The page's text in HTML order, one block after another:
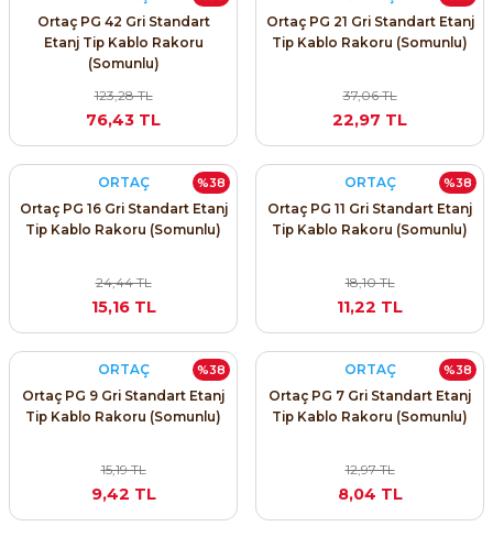
ve Transmitterleri ACS580
Sinamics S120 Modüler Sürücü Sistemi
Sinamics S210 Servo Sürücü Sistemi
Sinamics V20 Hız Kontrol Cihazları
Sinamics V90 Servo Sürücü Sistemi
Cihazları
Sayaçları
Prizler
Taşıma Sistemleri - Spiral , Boru ,
Rölesi, Cihazları ve Anahtarları
SIMATIC Endüstriyel Panel PC'ler
SIMATIC ExProof Panel PC'ler ve Thin
SIMATIC HMI Operatör Paneller
SIMATIC S7-1500
SIMATIC S7-300
Ortaç PG 42 Gri Standart
Etanj Tip Kablo Rakoru
(Somunlu)
123,28 TL
76,43 TL
Ortaç PG 21 Gri Standart Etanj
Tip Kablo Rakoru (Somunlu)
37,06 TL
22,97 TL
%38
ORTAÇ
Ortaç PG 16 Gri Standart Etanj
Tip Kablo Rakoru (Somunlu)
24,44 TL
15,16 TL
%38
ORTAÇ
Ortaç PG 11 Gri Standart Etanj
Tip Kablo Rakoru (Somunlu)
18,10 TL
11,22 TL
%38
ORTAÇ
Ortaç PG 9 Gri Standart Etanj
Tip Kablo Rakoru (Somunlu)
15,19 TL
9,42 TL
%38
ORTAÇ
Ortaç PG 7 Gri Standart Etanj
Tip Kablo Rakoru (Somunlu)
12,97 TL
8,04 TL